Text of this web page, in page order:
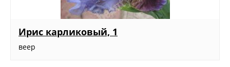
Ирис карликовый, 1
веер